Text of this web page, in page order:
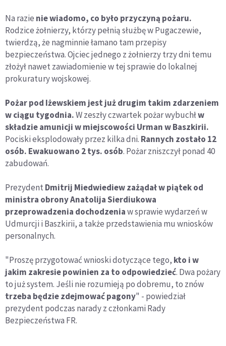
Na razie nie wiadomo, co było przyczyną pożaru.
Rodzice żołnierzy, którzy pełnią służbę w Pugaczewie,
twierdzą, że nagminnie łamano tam przepisy
bezpieczeństwa. Ojciec jednego z żołnierzy trzy dni temu
złożył nawet zawiadomienie w tej sprawie do lokalnej
prokuratury wojskowej.
Pożar pod Iżewskiem jest już drugim takim zdarzeniem
w ciągu tygodnia.W zeszły czwartek pożar wybuchłw
składzie amunicji w miejscowości Urman w Baszkirii.
Pociski eksplodowały przez kilka dni. Rannych zostało 12
osób. Ewakuowano 2 tys. osób. Pożar zniszczył ponad 40
zabudowań.
Prezydent Dmitrij Miedwiediew zażądał w piątek od
ministra obrony Anatolija Sierdiukowa
przeprowadzenia dochodzeniaw sprawie wydarzeń w
Udmurcji i Baszkirii, a także przedstawienia mu wniosków
personalnych.
"Proszę przygotować wnioski dotyczące tego, kto i w
jakim zakresie powinien za to odpowiedzieć. Dwa pożary
to już system. Jeśli nie rozumieją po dobremu, to znów
trzeba będzie zdejmować pagony" - powiedział
prezydent podczas narady z członkami Rady
Bezpieczeństwa FR.